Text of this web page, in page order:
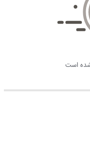
است